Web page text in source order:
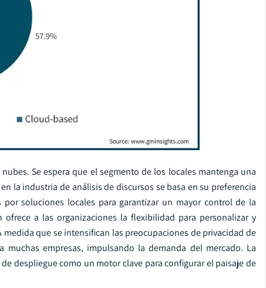
Se espera que el segmento de los locales mantenga una
la industria de análisis de discursos se basa en su preferencia
soluciones locales para garantizar un mayor control de la
a las organizaciones la flexibilidad para personalizar y
que se intensifican las preocupaciones de privacidad de
empresas, impulsando la demanda del mercado. La
despliegue como un motor clave para configurar el paisaje de